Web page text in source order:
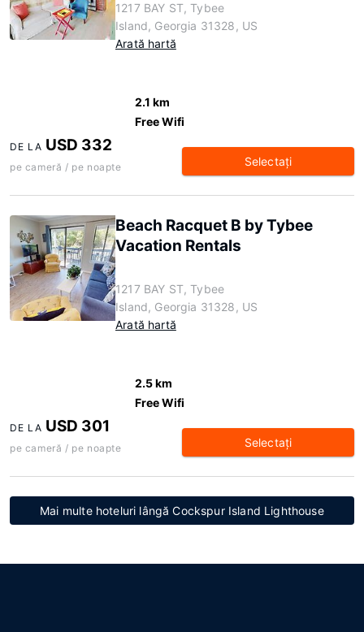
1217 BAY ST, Tybee
Island, Georgia 31328, US
Arată hartă
2.1 km
Free Wifi
DE LA USD 332
pe cameră / pe noapte Selectaţi
Beach Racquet B by Tybee
Vacation Rentals
1217 BAY ST, Tybee
Island, Georgia 31328, US
Arată hartă
2.5 km
Free Wifi
DE LA USD 301
pe cameră / pe noapte Selectaţi
Mai multe hoteluri lângă Cockspur Island Lighthouse